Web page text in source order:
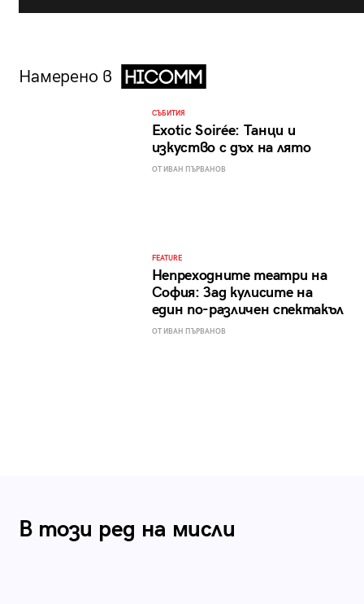
Намерено в
СЪБИТИЯ
Exotic Soirée: Танци и
изкуство с дъх на лято
ОТ ИВАН ПЪРВАНОВ
FEATURE
Непреходните театри на
София: Зад кулисите на
един по-различен спектакъл
ОТ ИВАН ПЪРВАНОВ
В този ред на мисли